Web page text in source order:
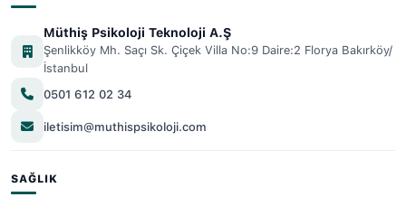
Müthiş Psikoloji Teknoloji A.Ş
Şenlikköy Mh. Saçı Sk. Çiçek Villa No:9 Daire:2 Florya Bakırköy/
İstanbul
0501 612 02 34
iletisim@muthispsikoloji.com
SAĞLIK